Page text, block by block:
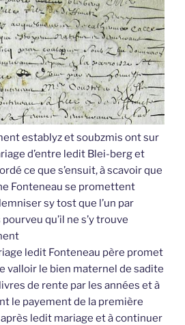
establyz et soubzmis ont sur
d’entre ledit Blei-berg et
ce que s’ensuit, à scavoir que
Fonteneau se promettent
sy tost que l’un par
qu’il ne s’y trouve
ledit Fonteneau père promet
valloir le bien maternel de sadite
de rente par les années et à
le payement de la première
ledit mariage et à continuer